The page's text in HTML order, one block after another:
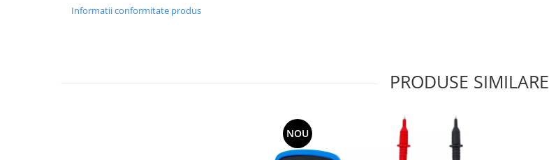
Informatii conformitate produs
PRODUSE SIMILARE
NOU